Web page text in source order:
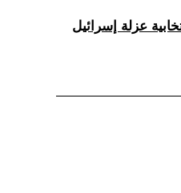
عزلة إسرائيل